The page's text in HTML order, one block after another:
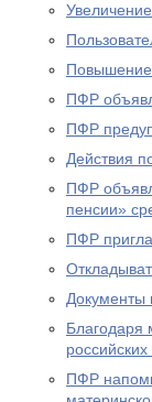
Повышение
ПФР
ПФР
Действия
ПФР
пенсии»
ПФР
Документы
Благодаря
ПФР